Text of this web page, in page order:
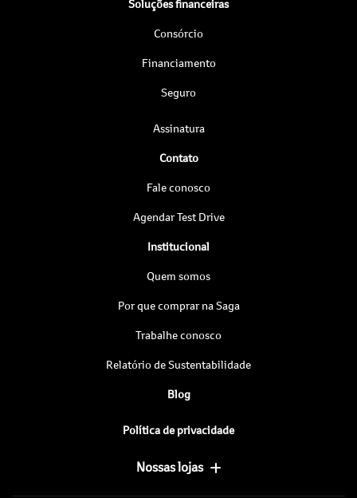
Soluções financeiras
Consórcio
Financiamento
Seguro
Assinatura
Contato
Fale conosco
Agendar Test Drive
Institucional
Quem somos
Por que comprar na Saga
Trabalhe conosco
Relatório de Sustentabilidade
Blog
Política de privacidade
Nossas lojas